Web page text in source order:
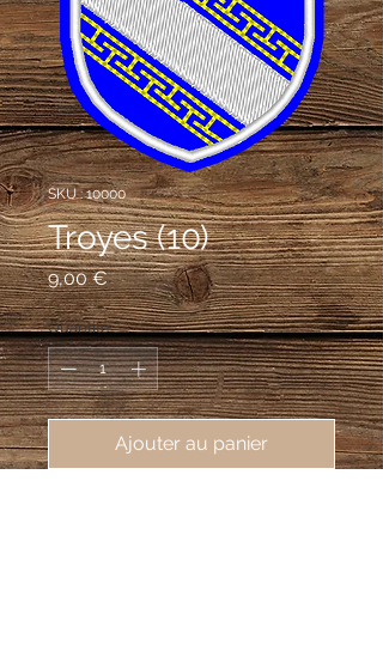
SKU : 10000
Troyes (10)
9,00 €Prix
Quantité *
Ajouter au panier